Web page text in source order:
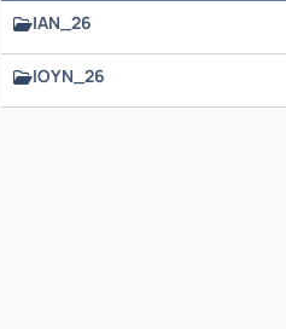
ΙΑΝ_26
ΙΟΥΝ_26